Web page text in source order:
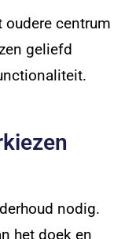
nodig.
het doek en
centrum
geliefd